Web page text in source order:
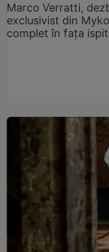
Marco Verratti,
exclusivist din
complet în fața